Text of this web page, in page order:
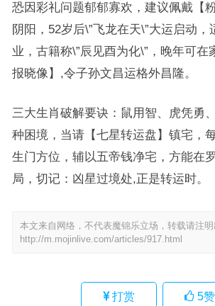
恐因彩礼问题郁郁寡欢，建议佩戴【
阴阳，52岁后\”飞龙在天\”大运启动
业，古籍称\”辰见酉为化\”，晚年可在
报晓像】,令子孙文昌运格外昌隆。
三大生肖破解要诀：鼠用智、虎凭勇
种困境，当请【七星转运盘】镇宅，
生门方位，辅以五帝钱净宅，方能在
局，切记：凶星过境处,正是转运时。
本文来自网络，不代表魔锦乐立场，转载请注明
http://m.mojinlive.com/articles/917.html
打赏 5赞